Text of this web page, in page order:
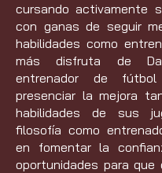
cursando activamente
con ganas de seguir
habilidades como
más disfruta de
entrenador de
presenciar la mejora
habilidades de sus
filosofía como
en fomentar la
oportunidades para que